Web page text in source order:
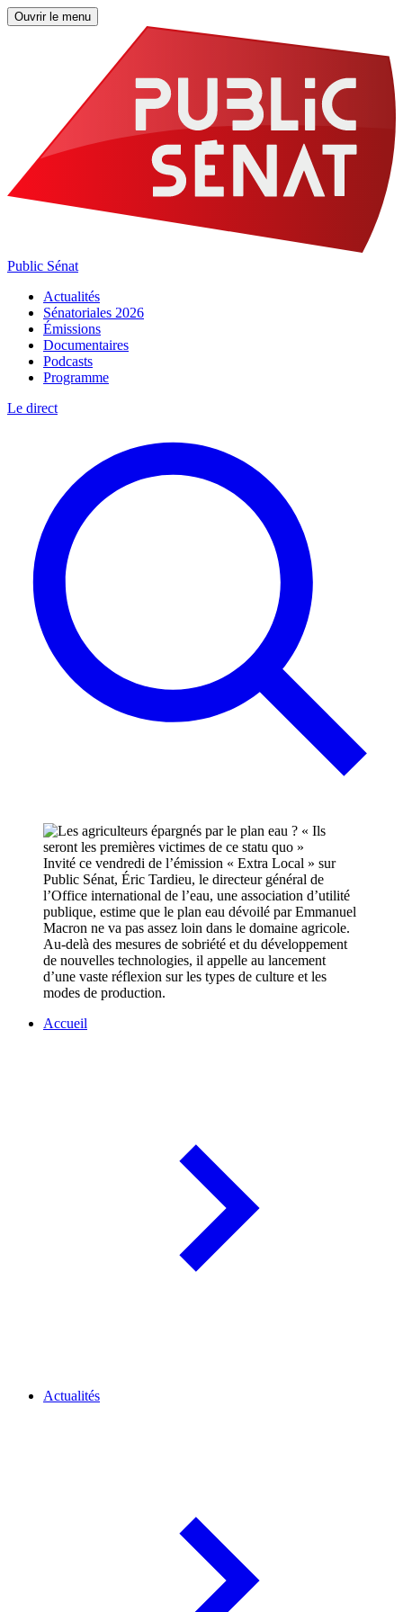
Ouvrir le menu
Public Sénat
Actualités
Sénatoriales 2026
Émissions
Documentaires
Podcasts
Programme
Le direct
Invité ce vendredi de l’émission « Extra Local » sur
Public Sénat, Éric Tardieu, le directeur général de
l’Office international de l’eau, une association d’utilité
publique, estime que le plan eau dévoilé par Emmanuel
Macron ne va pas assez loin dans le domaine agricole.
Au-delà des mesures de sobriété et du développement
de nouvelles technologies, il appelle au lancement
d’une vaste réflexion sur les types de culture et les
modes de production.
Accueil
Actualités